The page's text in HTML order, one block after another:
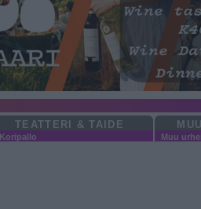
TEATTERI & TAIDE
Koripallo Muu